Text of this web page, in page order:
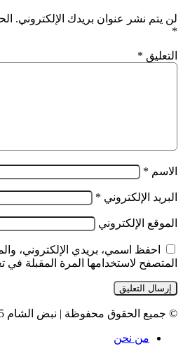
لن يتم نشر عنوان بريدك الإلكتروني.
*
التعليق *
الاسم *
البريد الإلكتروني *
الموقع الإلكتروني
احفظ اسمي، بريدي الإلكتروني،
المتصفح لاستخدامها المرة المقبلة في
© جميع الحقوق محفوظة | نبض الشام 2025
من نحن